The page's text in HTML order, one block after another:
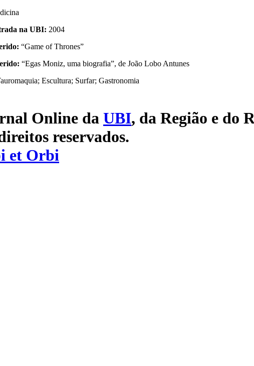
na UBI: 2004
“Game of Thrones”
“Egas Moniz, uma biografia”, de João Lobo Antunes
Escultura; Surfar; Gastronomia
Online da UBI, da Região e do
reservados.